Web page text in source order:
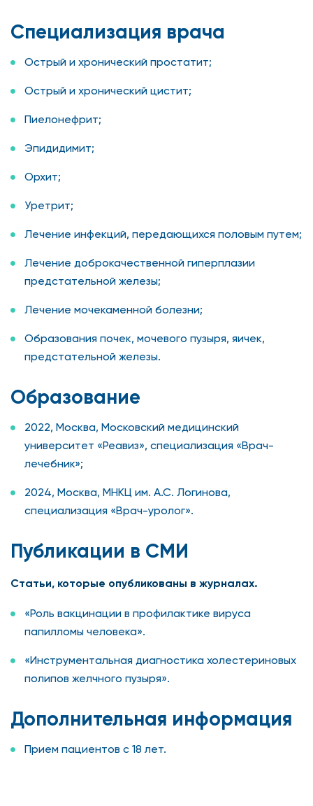
Специализация врача
Острый и хронический простатит;
Острый и хронический цистит;
Пиелонефрит;
Эпидидимит;
Орхит;
Уретрит;
Лечение инфекций, передающихся половым путем;
Лечение доброкачественной гиперплазии
предстательной железы;
Лечение мочекаменной болезни;
Образования почек, мочевого пузыря, яичек,
предстательной железы.
Образование
2022, Москва, Московский медицинский
университет «Реавиз», специализация «Врач-
лечебник»;
2024, Москва, МНКЦ им. А.С. Логинова,
специализация «Врач-уролог».
Публикации в СМИ
Статьи, которые опубликованы в журналах.
«Роль вакцинации в профилактике вируса
папилломы человека».
«Инструментальная диагностика холестериновых
полипов желчного пузыря».
Дополнительная информация
Прием пациентов с 18 лет.